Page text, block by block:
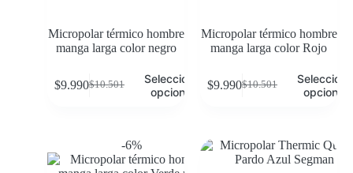
Micropolar térmico hombre
manga larga color negro
$10.501
$9.990
Seleccionar
opciones
Micropolar térmico hombre
manga larga color Rojo
$10.501
$9.990
opciones
-6%